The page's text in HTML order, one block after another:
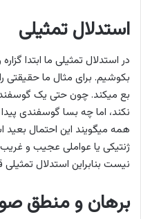
استدلال تمثیلی
در استدلال تمثیلی ما ابتدا
بکوشیم. برای مثال ما حقیقتی
بع میکند. چون حتی یک
نکند، اما چه بسا گوسفندی
همه میگویند این احتمال
ژنتیکی یا عواملی عجیب و
نیست بنابراین استدلال
برهان و منطق